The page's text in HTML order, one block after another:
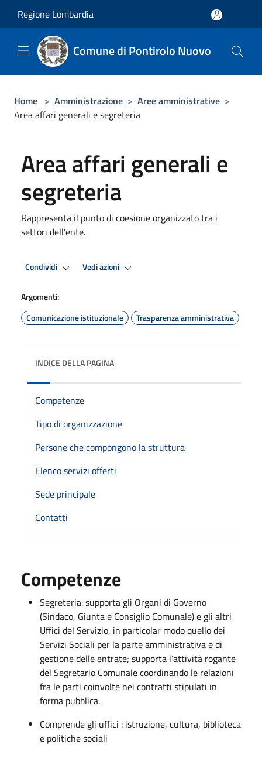
Regione Lombardia
Comune di Pontirolo Nuovo
Home > Amministrazione > Aree amministrative >
Area affari generali e segreteria
Area affari generali e
segreteria
Rappresenta il punto di coesione organizzato tra i
settori dell'ente.
Condividi Vedi azioni
Argomenti:
Comunicazione istituzionale
Trasparenza amministrativa
INDICE DELLA PAGINA
Competenze
Tipo di organizzazione
Persone che compongono la struttura
Elenco servizi offerti
Sede principale
Contatti
Competenze
Segreteria: supporta gli Organi di Governo
(Sindaco, Giunta e Consiglio Comunale) e gli altri
Uffici del Servizio, in particolar modo quello dei
Servizi Sociali per la parte amministrativa e di
gestione delle entrate; supporta l’attività rogante
del Segretario Comunale coordinando le relazioni
fra le parti coinvolte nei contratti stipulati in
forma pubblica.
Comprende gli uffici : istruzione, cultura, biblioteca
e politiche sociali